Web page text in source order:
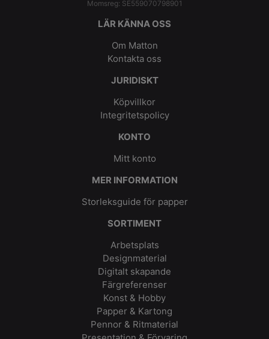
Momsreg: SE559070798901
LÄR KÄNNA OSS
Om Matton
Kontakta oss
JURIDISKT
Köpvillkor
Integritetspolicy
KONTO
Mitt konto
MER INFORMATION
Storleksguide för papper
SORTIMENT
Arbetsplats
Designmaterial
Digitalt skapande
Färgreferenser
Konst & Hobby
Papper & Kartong
Pennor & Ritmaterial